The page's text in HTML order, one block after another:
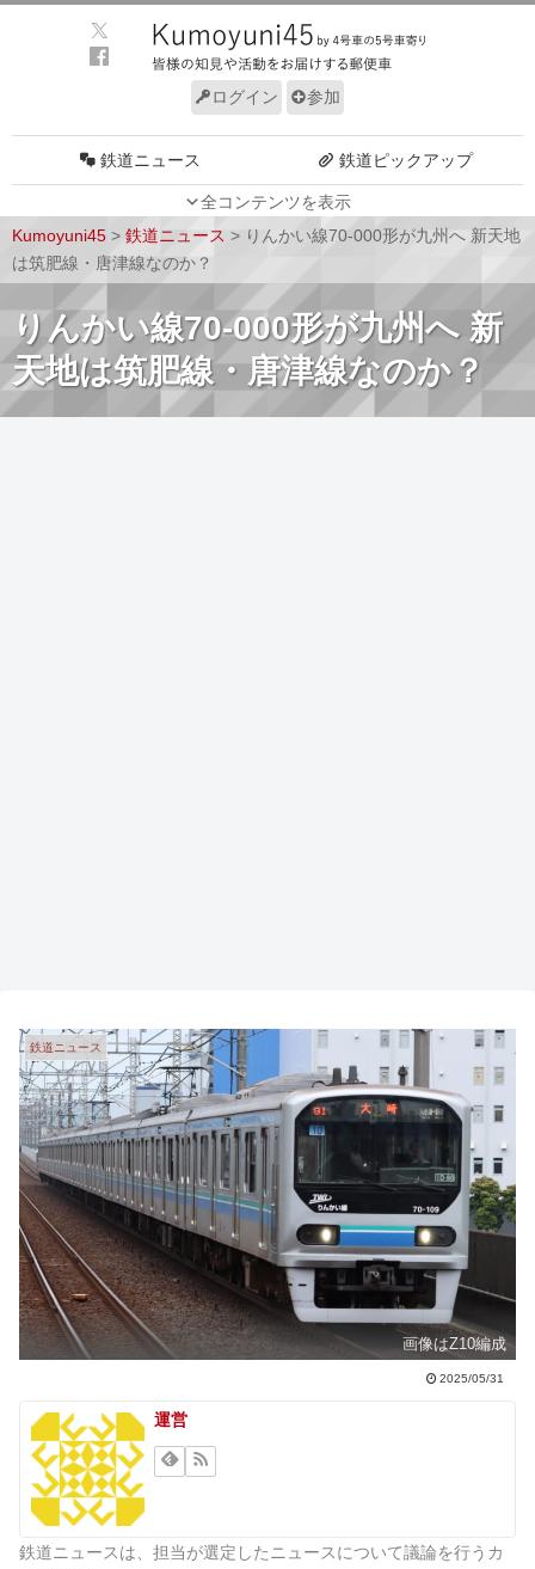
ログイン 参加
全コンテンツを表示
鉄道ニュース 鉄道ピックアップ
車両技術
Kumoyuni45 > 鉄道ニュース > りんかい線70-000形が九州へ 新天地
は筑肥線・唐津線なのか？
りんかい線70-000形が九州へ 新
天地は筑肥線・唐津線なのか？
鉄道ニュース
画像はZ10編成
2025/05/31
運営
鉄道ニュースは、担当が選定したニュースについて議論を行うカ